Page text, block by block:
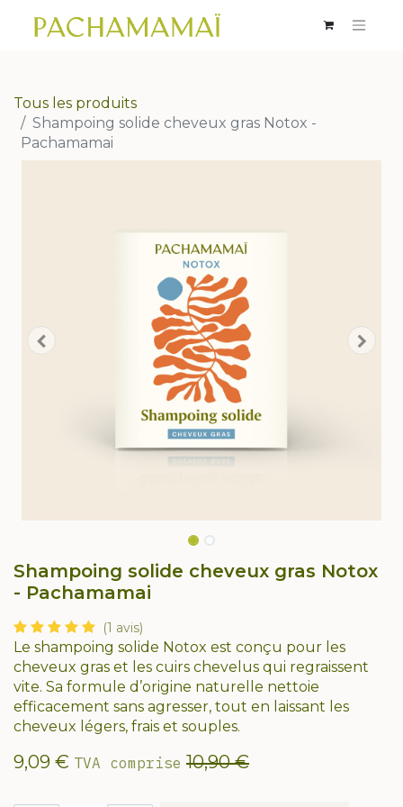
Tous les produits
Shampoing solide cheveux gras Notox -
Pachamamai
Shampoing solide cheveux gras Notox
- Pachamamai
(1 avis)
Le shampoing solide Notox est conçu pour les
cheveux gras et les cuirs chevelus qui regraissent
vite. Sa formule d’origine naturelle nettoie
efficacement sans agresser, tout en laissant les
cheveux légers, frais et souples.
9,09 € TVA comprise 10,90€